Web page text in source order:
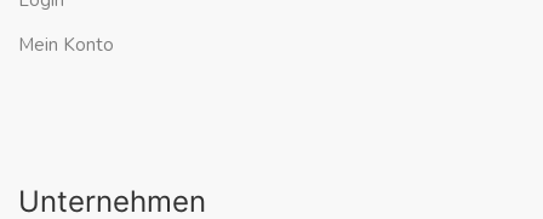
Mein Konto
Unternehmen